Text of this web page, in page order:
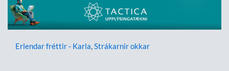
Erlendar fréttir - Karla,Strákarnir okkar